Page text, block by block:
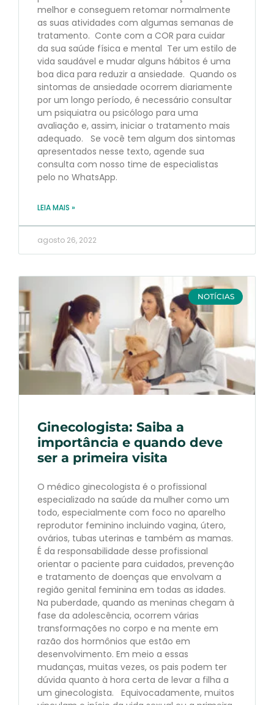
melhor e conseguem retomar normalmente
as suas atividades com algumas semanas de
tratamento. Conte com a COR para cuidar
da sua saúde física e mental Ter um estilo de
vida saudável e mudar alguns hábitos é uma
boa dica para reduzir a ansiedade. Quando os
sintomas de ansiedade ocorrem diariamente
por um longo período, é necessário consultar
um psiquiatra ou psicólogo para uma
avaliação e, assim, iniciar o tratamento mais
adequado. Se você tem algum dos sintomas
apresentados nesse texto, agende sua
consulta com nosso time de especialistas
pelo no WhatsApp.
LEIA MAIS »
agosto 26, 2022
NOTÍCIAS
Ginecologista: Saiba a
importância e quando deve
ser a primeira visita
O médico ginecologista é o profissional
especializado na saúde da mulher como um
todo, especialmente com foco no aparelho
reprodutor feminino incluindo vagina, útero,
ovários, tubas uterinas e também as mamas.
É da responsabilidade desse profissional
orientar o paciente para cuidados, prevenção
e tratamento de doenças que envolvam a
região genital feminina em todas as idades.
Na puberdade, quando as meninas chegam à
fase da adolescência, ocorrem várias
transformações no corpo e na mente em
razão dos hormônios que estão em
desenvolvimento. Em meio a essas
mudanças, muitas vezes, os pais podem ter
dúvida quanto à hora certa de levar a filha a
um ginecologista. Equivocadamente, muitos